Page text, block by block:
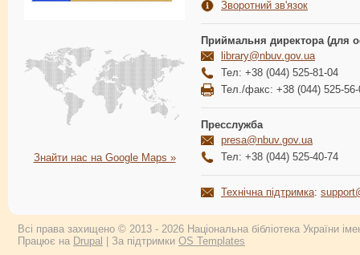
Знайти нас на Google Maps »
Зворотний зв'язок
Приймальня директора (для
library@nbuv.gov.ua
Тел: +38 (044) 525-81-04
Тел./факс: +38 (044) 525-56-
Пресслужба
presa@nbuv.gov.ua
Тел: +38 (044) 525-40-74
Технічна підтримка:
Всі права захищено © 2013 - 2026 Національна бібліотека України
Працює на Drupal | За підтримки OS Templates